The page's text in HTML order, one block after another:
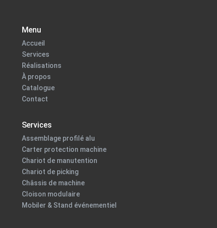
Menu
Accueil
Services
Réalisations
À propos
Catalogue
Contact
Services
Assemblage profilé alu
Carter protection machine
Chariot de manutention
Chariot de picking
Châssis de machine
Cloison modulaire
Mobiler & Stand événementiel